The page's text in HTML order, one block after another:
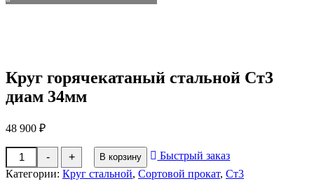
Круг горячекатаный стальной Ст3
диам 34мм
48 900 ₽
-
Количество
товара
Круг
+ В корзину
Быстрый заказ
Категории: Круг стальной, Сортовой прокат, Ст3